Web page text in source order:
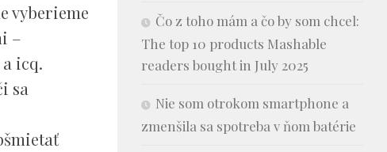
vyberieme
–
icq.
sa
Čo z toho mám a čo by som chcel:
The top 10 products Mashable
readers bought in July 2025
Nie som otrokom smartphone a
zmenšila sa spotreba v ňom batérie